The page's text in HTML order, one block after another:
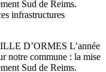
Sud de Reims.
infrastructures
D’ORMES L’année
notre commune : la mise
Sud de Reims.